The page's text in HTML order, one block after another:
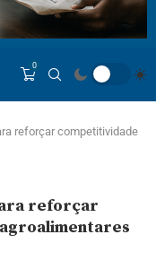
0
reforçar competitividade
reforçar